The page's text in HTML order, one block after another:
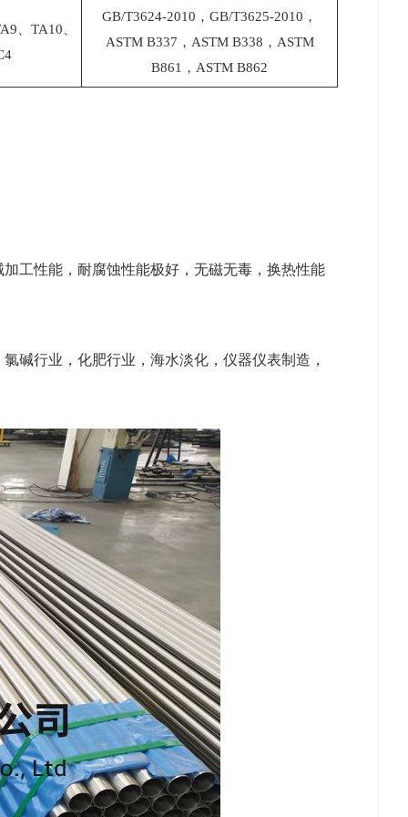
、TA10、
GB/T3624-2010，GB/T3625-2010，
ASTM B337，ASTM B338，ASTM
B861，ASTM B862
工性能，耐腐蚀性能极好，无磁无毒，换热性能
碱行业，化肥行业，海水淡化，仪器仪表制造，